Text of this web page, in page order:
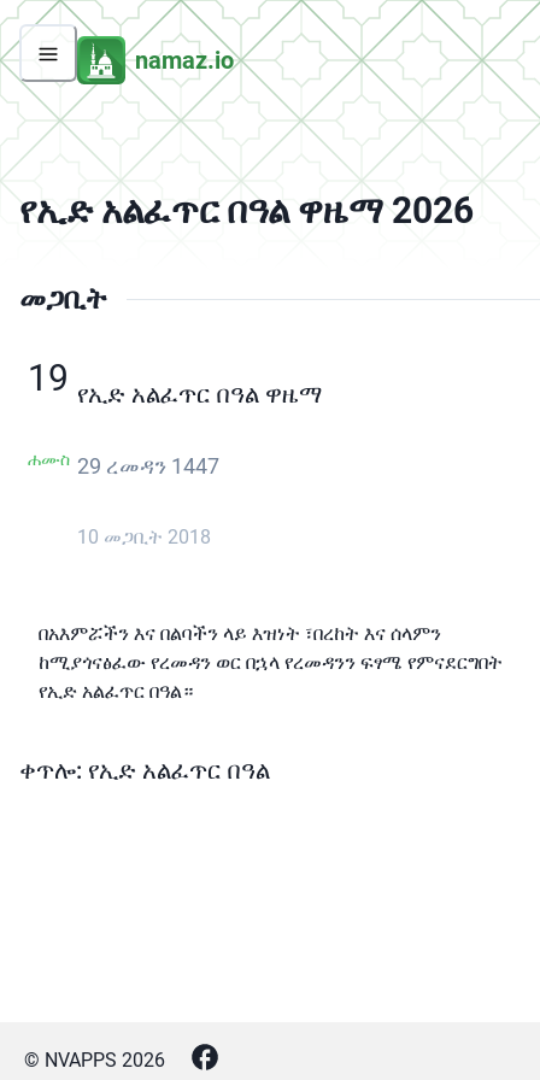
namaz.io
የኢድ አልፈጥር በዓል ዋዜማ 2026
መጋቢት
19
ሐሙስ
የኢድ አልፈጥር በዓል ዋዜማ
29 ረመዳን 1447
10 መጋቢት 2018
በአእምሯችን እና በልባችን ላይ እዝነት ፣በረከት እና ሰላምን
ከሚያጎናፅፈው የረመዳን ወር በኋላ የረመዳንን ፍፃሜ የምናደርግበት
የኢድ አልፈጥር በዓል።
ቀጥሎ: የኢድ አልፈጥር በዓል
© NVAPPS 2026